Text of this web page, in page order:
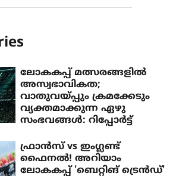
ലോകകപ്പ് മത്സരങ്ങളിൽ
അസ്വഭാവികത;
വാതുവയ്പ്പും ക്രമക്കേടും
വ്യക്തമാക്കുന്ന ഏഴു
സംഭവങ്ങൾ: റിപ്പോർട്ട്
ഫ്രാൻസ് vs ഇം​ഗ്ലണ്ട്
ഫൈനൽ! അറിയാം
ലോകകപ്പ് 'ബെറ്റിങ് ട്രെൻഡ്'